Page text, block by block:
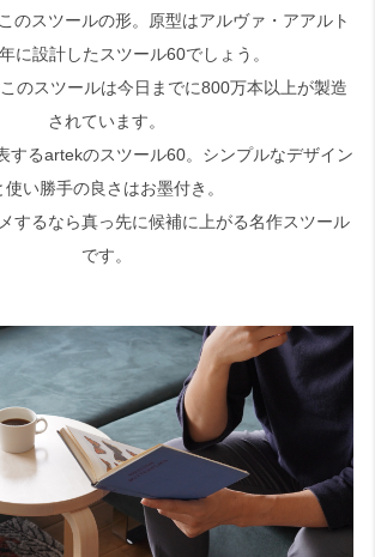
のスツールの形。原型はアルヴァ・アアルト
に設計したスツール60でしょう。
のスツールは今日までに800万本以上が製造
されています。
するartekのスツール60。シンプルなデザイン
使い勝手の良さはお墨付き。
するなら真っ先に候補に上がる名作スツール
です。